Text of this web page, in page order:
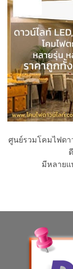
ศูนย์รวมโคมไฟด
มีหลาย